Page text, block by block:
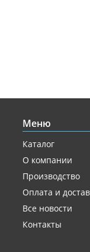
Меню
Каталог
О компании
Производство
Оплата и
Все новости
Контакты